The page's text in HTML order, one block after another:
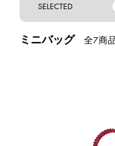
SELECTED
ミニバッグ 全7商